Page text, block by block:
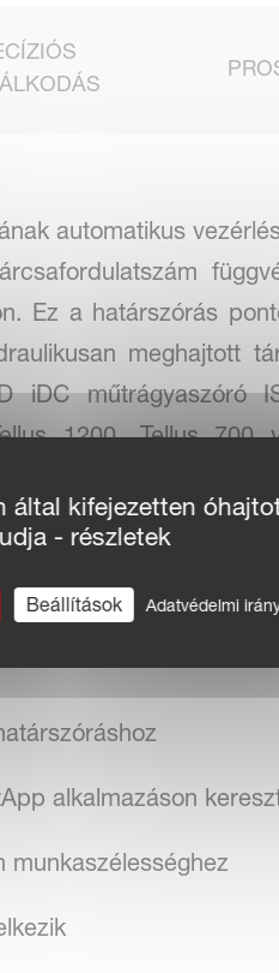
automatikus
Ez a határszórás
meghajtott
iDC műtrágyaszóró
1200, Tellus 700
alkalmazáson
munkaszélességhez
kifejezetten
- részletek
Beállítások Adatvédelmi